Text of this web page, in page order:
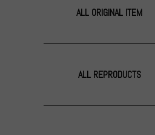
ALL ORIGINAL ITEM
ALL REPRODUCTS